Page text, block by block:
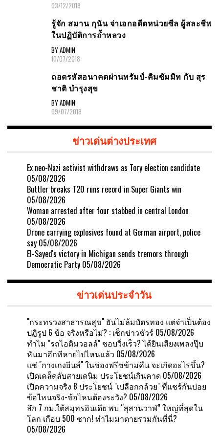
03/12/2018
รู้จัก สมาน กุนัน จ่าเอกอดีตหน่วยซีล ผู้สละชีพ
ในปฏิบัติการถ้ำหลวง
BY ADMIN
10/07/2018
ถอดรหัสอนาคตผ่านทรัมป์-คิมซัมมิท กับ สุร
ชาติ บำรุงสุข
BY ADMIN
09/07/2018
ข่าวเด่นต่างประเทศ
Ex neo-Nazi activist withdraws as Tory election candidate
05/08/2026
Buttler breaks T20 runs record in Super Giants win
05/08/2026
Woman arrested after four stabbed in central London
05/08/2026
Drone carrying explosives found at German airport, police
say 05/08/2026
El-Sayed's victory in Michigan sends tremors through
Democratic Party 05/08/2026
ข่าวเด่นประจำวัน
"กระทรวงสาธารณสุข" ยันไม่ล้มบัตรทอง แต่จำเป็นต้อง
ปฏิรูป 6 ข้อ จริงหรือไม่? : เช็กข่าวชัวร์ 05/08/2026
ทำไม "รถไอติมวอลล์" ชอบวิ่งเร็ว? ได้ยินเสียงเพลงปุ๊บ
หันมาอีกทีหายไปไหนแล้ว 05/08/2026
แช่ "กางเกงยีนส์" ในช่องฟรีซข้ามคืน จะเกิดอะไรขึ้น?
เปิดเคล็ดลับสายเดนิม ประโยชน์เกินคาด 05/08/2026
เปิดความจริง 8 ประโยชน์ "เปลือกกล้วย" ที่แชร์กันบ่อย
ข้อไหนจริง-ข้อไหนต้องระวัง? 05/08/2026
ลึก 7 กม.ใต้สมุทรอินเดีย พบ “สุสานวาฬ” ใหญ่ที่สุดใน
โลก เกือบ 500 ซาก! ทำไมมาตายรวมกันที่นี่?
05/08/2026